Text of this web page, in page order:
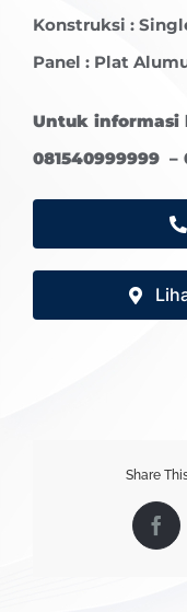
Konstruksi :
Panel : Plat
Untuk
081540999999 –
Share